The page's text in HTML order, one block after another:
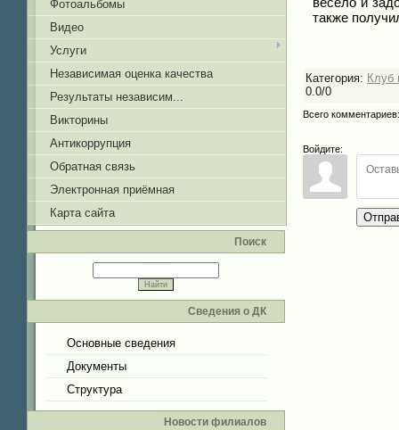
Фотоальбомы
Видео
Услуги
Независимая оценка качества
Результаты независим...
Викторины
Антикоррупция
Обратная связь
Электронная приёмная
Карта сайта
Поиск
Сведения о ДК
Основные сведения
Документы
Структура
Новости филиалов
также
Категория: Клуб
0.0/0
Всего комментариев
Войдите: